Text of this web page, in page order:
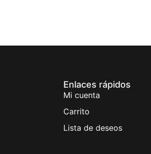
Enlaces rápidos
Mi cuenta
Carrito
Lista de deseos